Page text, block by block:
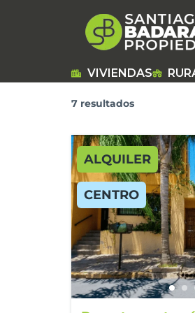
VIVIENDAS
7 resultados
ALQUILER
CENTRO